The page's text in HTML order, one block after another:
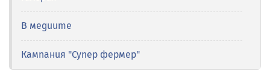
В медиите
Кампания "Супер фермер"